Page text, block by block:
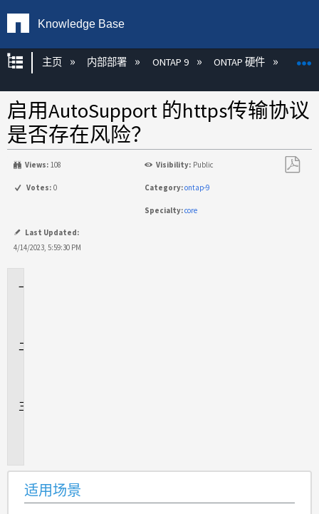
Knowledge Base
扩展/隐缩全局层次
主页 内部部署 ONTAP 9 ONTAP 硬件
启用AutoSupport 的https传输协议
是否存在风险？
Views: 108 Visibility: Public
Votes: 0 Category:ontap-9
Specialty:core
Last Updated:
4/14/2023, 5:59:30 PM
适用场景